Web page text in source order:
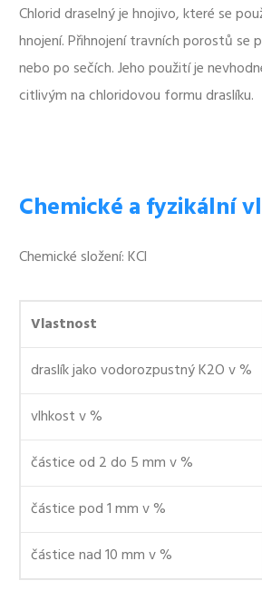
Chlorid draselný je hnojivo, které se
hnojení. Přihnojení travních porostů se
nebo po sečích. Jeho použití je
citlivým na chloridovou formu draslíku.
Chemické a fyzikální
Chemické složení: KCl
Vlastnost
draslík jako vodorozpustný K2O v %
vlhkost v %
částice od 2 do 5 mm v %
částice pod 1 mm v %
částice nad 10 mm v %